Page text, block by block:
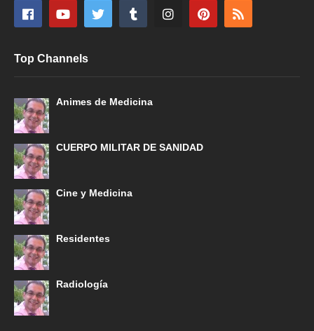
Top Channels
Animes de Medicina
CUERPO MILITAR DE SANIDAD
Cine y Medicina
Residentes
Radiología